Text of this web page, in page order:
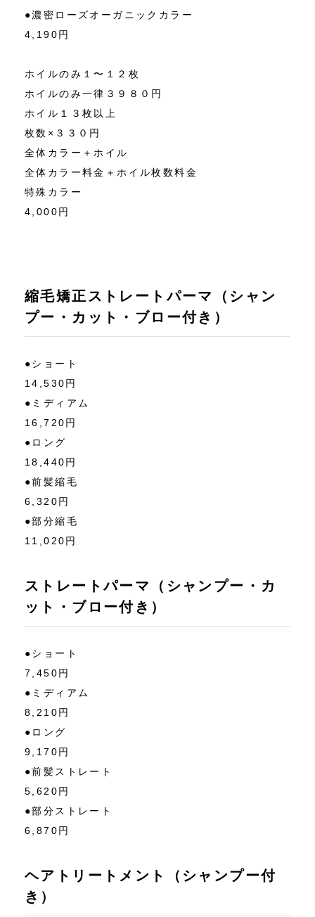
●濃密ローズオーガニックカラー
4,190円
ホイルのみ１〜１２枚
ホイルのみ一律３９８０円
ホイル１３枚以上
枚数×３３０円
全体カラー＋ホイル
全体カラー料金＋ホイル枚数料金
特殊カラー
4,000円
縮毛矯正ストレートパーマ（シャン
プー・カット・ブロー付き）
●ショート
14,530円
●ミディアム
16,720円
●ロング
18,440円
●前髪縮毛
6,320円
●部分縮毛
11,020円
ストレートパーマ（シャンプー・カ
ット・ブロー付き）
●ショート
7,450円
●ミディアム
8,210円
●ロング
9,170円
●前髪ストレート
5,620円
●部分ストレート
6,870円
ヘアトリートメント（シャンプー付
き）